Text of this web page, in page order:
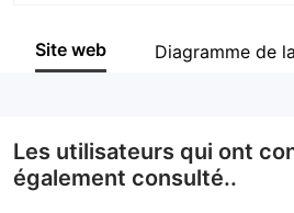
Société
Site web Diagramme de
Les utilisateurs qui ont
également consulté..